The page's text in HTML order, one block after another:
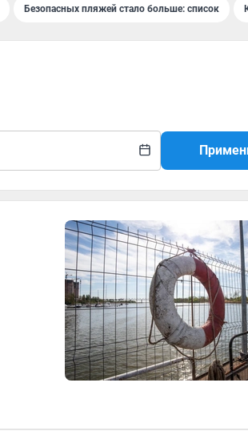
Безопасных пляжей стало больше: список